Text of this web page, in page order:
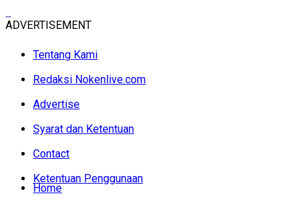
ADVERTISEMENT
Tentang Kami
Redaksi Nokenlive.com
Advertise
Syarat dan Ketentuan
Contact
Ketentuan Penggunaan
Home